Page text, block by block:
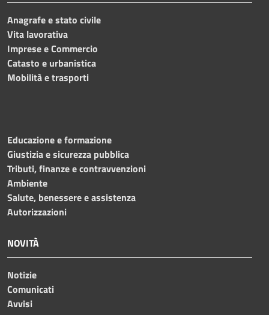
Anagrafe e stato civile
Vita lavorativa
Imprese e Commercio
Catasto e urbanistica
Mobilità e trasporti
Educazione e formazione
Giustizia e sicurezza pubblica
Tributi, finanze e contravvenzioni
Ambiente
Salute, benessere e assistenza
Autorizzazioni
NOVITÀ
Notizie
Comunicati
Avvisi